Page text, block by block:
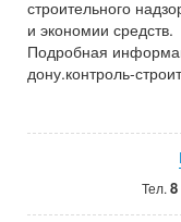
строительного
и экономии средств.
Подробная
дону.контроль-
Тел.